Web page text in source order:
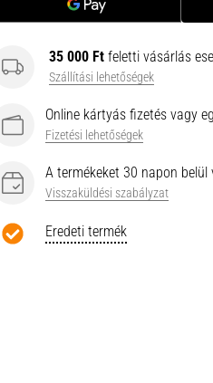
35 000 Ft feletti vásárlás
Szállítási lehetőségek
Online kártyás fizetés vagy
Fizetési lehetőségek
A termékeket 30 napon belül
Visszaküldési szabályzat
Eredeti termék